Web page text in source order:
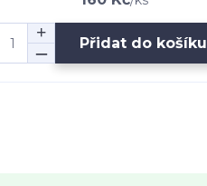
Přidat do košíku